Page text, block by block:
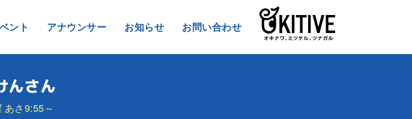
ント アナウンサー お知らせ お問い合わせ
んさん
あさ9:55～